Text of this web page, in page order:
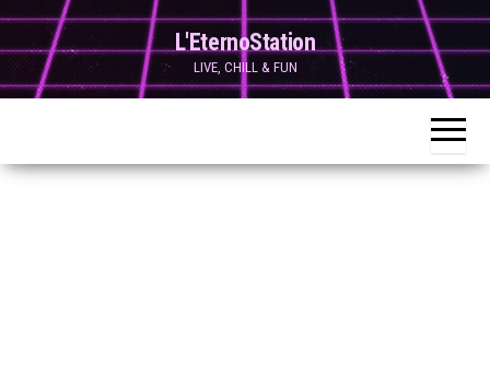
Skip
to
content
L'EternoStation
LIVE, CHILL & FUN